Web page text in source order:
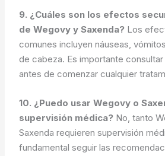
9. ¿Cuáles son los efectos
de Wegovy y Saxenda? Los
comunes incluyen náuseas,
de cabeza. Es importante
antes de comenzar cualquier
10. ¿Puedo usar Wegovy o
supervisión médica? No, tanto
Saxenda requieren supervisión
fundamental seguir las